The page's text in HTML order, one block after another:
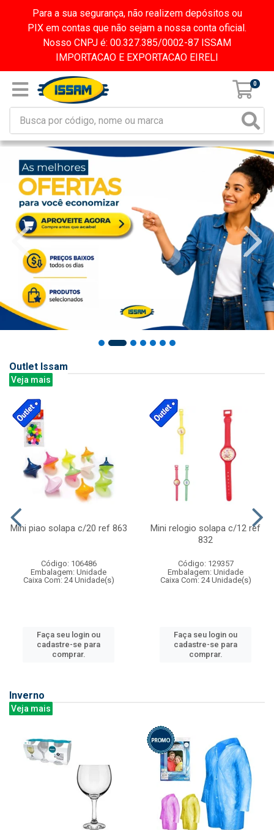
Para a sua segurança, não realizem depósitos ou
PIX em contas que não sejam a nossa conta oficial.
Nosso CNPJ é: 00.327.385/0002-87 ISSAM
IMPORTACAO E EXPORTACAO EIRELI
0
Outlet Issam
Veja mais
Mini piao solapa c/20 ref 863
Código: 106486
Embalagem: Unidade
Caixa Com: 24 Unidade(s)
Faça seu login ou
cadastre-se para
comprar.
Mini relogio solapa c/12 ref
832
Código: 129357
Embalagem: Unidade
Caixa Com: 24 Unidade(s)
Faça seu login ou
cadastre-se para
comprar.
Inverno
Veja mais